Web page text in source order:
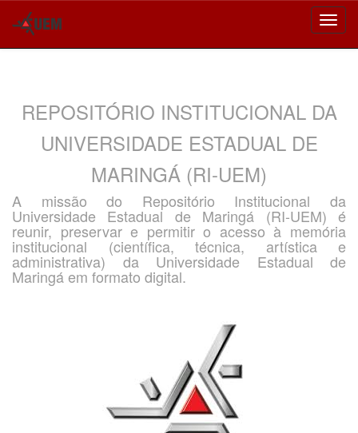
REPOSITÓRIO INSTITUCIONAL DA
UNIVERSIDADE ESTADUAL DE
MARINGÁ (RI-UEM)
A missão do Repositório Institucional da
Universidade Estadual de Maringá (RI-UEM) é
reunir, preservar e permitir o acesso à memória
institucional (científica, técnica, artística e
administrativa) da Universidade Estadual de
Maringá em formato digital.